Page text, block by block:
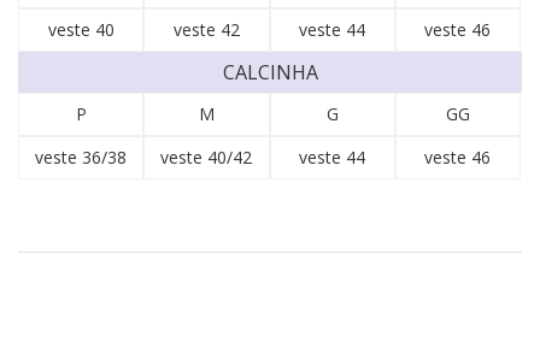
veste 40
veste 42 veste 44 veste 46
CALCINHA
P M G
GG
veste 36/38
veste 40/42 veste 44 veste 46